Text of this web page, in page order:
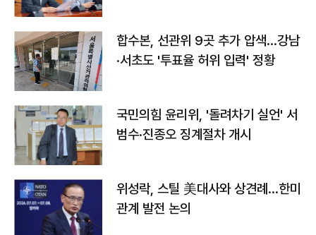
합수본, 선관위 9곳 추가 압색…강남
·서초도 '투표율 허위 입력' 정황
국민의힘 윤리위, '돌려차기 실언' 서
범수·진종오 징계절차 개시
위성락, 스틸 美대사와 상견례…한미
관계 발전 논의